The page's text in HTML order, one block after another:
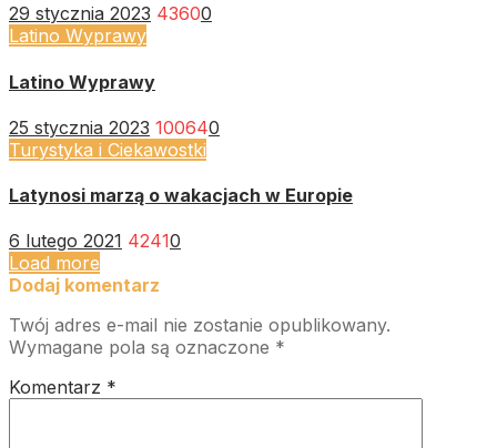
29 stycznia 2023 43600
Latino Wyprawy
Latino Wyprawy
25 stycznia 2023 100640
Turystyka i Ciekawostki
Latynosi marzą o wakacjach w Europie
6 lutego 2021 42410
Load more
Dodaj komentarz
Twój adres e-mail nie zostanie opublikowany.
Wymagane pola są oznaczone *
Komentarz *